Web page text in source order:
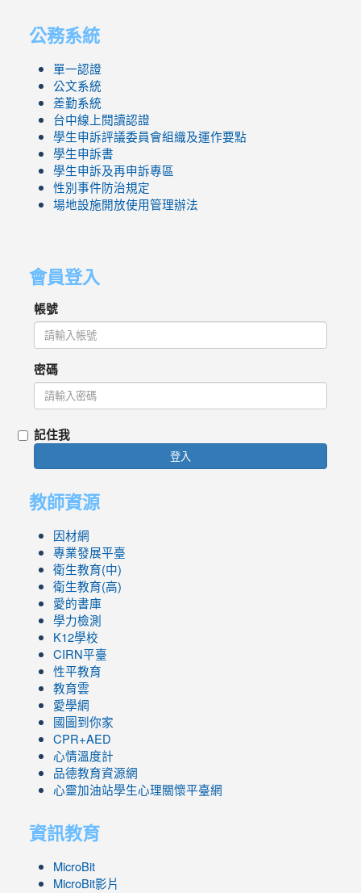
公務系統
單一認證
公文系統
差勤系統
台中線上閱讀認證
學生申訴評議委員會組織及運作要點
學生申訴書
學生申訴及再申訴專區
性別事件防治規定
場地設施開放使用管理辦法
會員登入
帳號
密碼
記住我
登入
教師資源
因材網
專業發展平臺
衛生教育(中)
衛生教育(高)
愛的書庫
學力檢測
K12學校
CIRN平臺
性平教育
教育雲
愛學網
國圖到你家
CPR+AED
心情溫度計
品德教育資源網
心靈加油站學生心理關懷平臺網
資訊教育
MicroBit
MicroBit影片